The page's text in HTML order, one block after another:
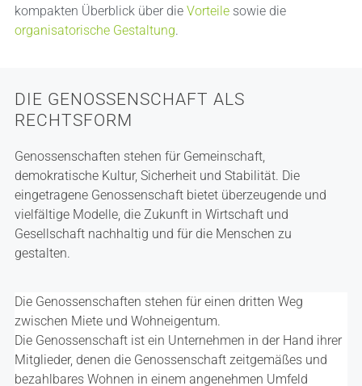
kompakten Überblick über die Vorteile sowie die
organisatorische Gestaltung.
DIE GENOSSENSCHAFT ALS
RECHTSFORM
Genossenschaften stehen für Gemeinschaft,
demokratische Kultur, Sicherheit und Stabilität. Die
eingetragene Genossenschaft bietet überzeugende und
vielfältige Modelle, die Zukunft in Wirtschaft und
Gesellschaft nachhaltig und für die Menschen zu
gestalten.
Die Genossenschaften stehen für einen dritten Weg
zwischen Miete und Wohneigentum.
Die Genossenschaft ist ein Unternehmen in der Hand ihrer
Mitglieder, denen die Genossenschaft zeitgemäßes und
bezahlbares Wohnen in einem angenehmen Umfeld